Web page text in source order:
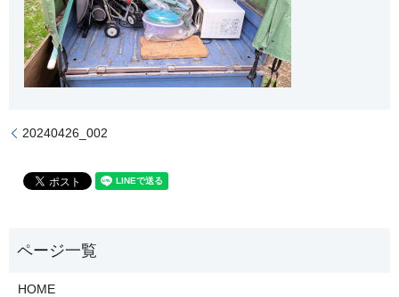
20240426_002
HOME